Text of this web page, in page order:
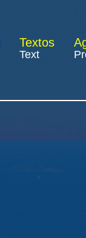
Textos
Text